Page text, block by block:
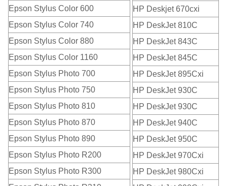
Epson Stylus Color 600
Epson Stylus Color 740
Epson Stylus Color 880
Epson Stylus Color 1160
Epson Stylus Photo 700
Epson Stylus Photo 750
Epson Stylus Photo 810
Epson Stylus Photo 870
Epson Stylus Photo 890
Epson Stylus Photo R200
Epson Stylus Photo R300
HP Deskjet 670cxi
HP DeskJet 810C
HP DeskJet 843C
HP DeskJet 845C
HP DeskJet 895Cxi
HP DeskJet 930C
HP DeskJet 930C
HP DeskJet 940C
HP DeskJet 950C
HP DeskJet 970Cxi
HP DeskJet 980Cxi